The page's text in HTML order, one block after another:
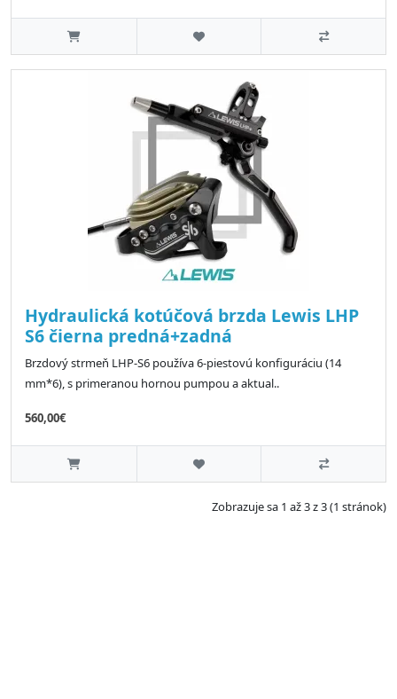
Hydraulická kotúčová brzda Lewis LHP
S6 čierna predná+zadná
Brzdový strmeň LHP-S6 používa 6-piestovú konfiguráciu (14
mm*6), s primeranou hornou pumpou a aktual..
560,00€
Zobrazuje sa 1 až 3 z 3 (1 stránok)